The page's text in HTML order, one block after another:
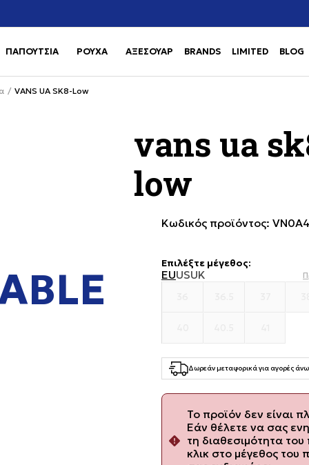
ΠΑΠΟΥΤΣΙΑ Use shift+Enter to open or close
ΡΟΥΧΑ Use shift+Enter to open or close
ΑΞΕΣΟΥΑΡ BRANDS LIMITED BLOG
VANS UA SK8-Low
vans ua
low
Κωδικός προϊόντος:
Επιλέξτε μέγεθος:
EUUSUK
Δωρεάν μεταφορικά για αγορές
Το προϊόν δεν είναι
Εάν θέλετε να σας
τη διαθεσιμότητα
κλικ στο μέγεθος του